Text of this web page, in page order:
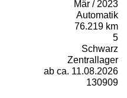
Mär / 2023
Automatik
76.219 km
5
Schwarz
Zentrallager
ab ca. 11.08.2026
130909